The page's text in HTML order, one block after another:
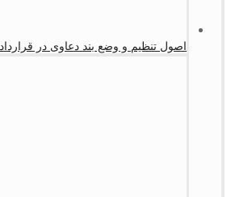
اصول تنظیم و وضع بند دعاوی در قرارداد